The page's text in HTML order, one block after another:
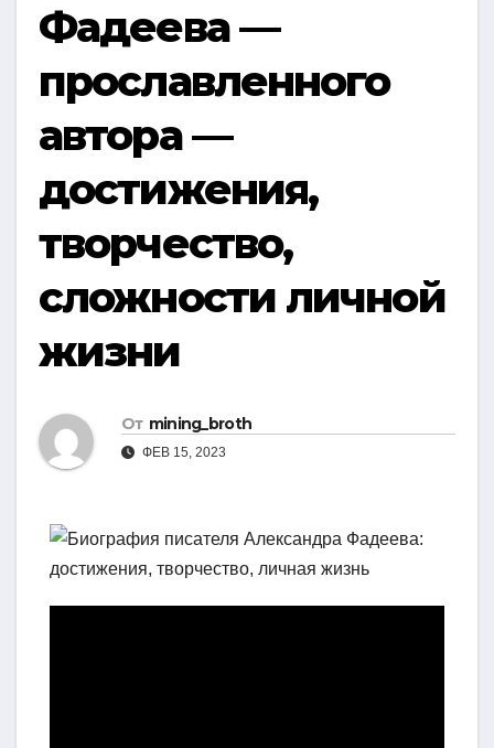
Фадеева —
прославленного
автора —
достижения,
творчество,
сложности личной
жизни
От mining_broth
ФЕВ 15, 2023